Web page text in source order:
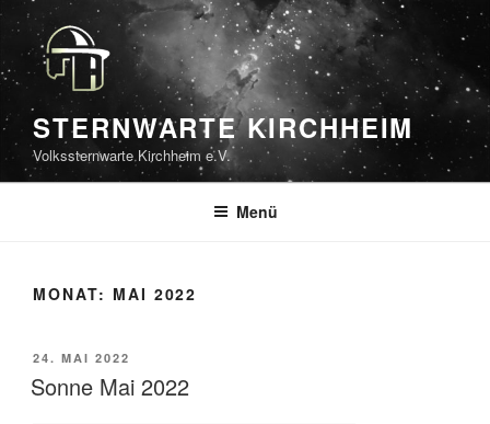
Zum
Inhalt
springen
STERNWARTE KIRCHHEIM
Volkssternwarte Kirchheim e.V.
Menü
MONAT: MAI 2022
VERÖFFENTLICHT
AM
24. MAI 2022
Sonne Mai 2022